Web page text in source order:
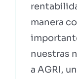
manera
nuestras
a AGRI,